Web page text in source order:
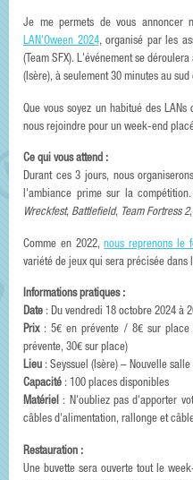
Je me permets de vous annoncer
LAN'Oween 2024, organisé par les
(Team SFX). L'événement se
(Isère), à seulement 30 minutes au sud
Que vous soyez un habitué des
nous rejoindre pour un week-end
Ce qui vous attend :
Durant ces 3 jours, nous
l'ambiance prime sur la
Wreckfest, Battlefield, Team Fortress 2,
Comme en 2022,nous reprenons le
variété de jeux qui sera précisée dans
Informations pratiques :
Date : Du vendredi 18 octobre 2024 à
Prix: 5€ en prévente / 8€ sur place
prévente, 30€ sur place)
Lieu : Seyssuel (Isère) – Nouvelle
Capacité : 100 places disponibles
Matériel : N'oubliez pas d'apporter
câbles d'alimentation, rallonge et
Restauration :
Une buvette sera ouverte tout le